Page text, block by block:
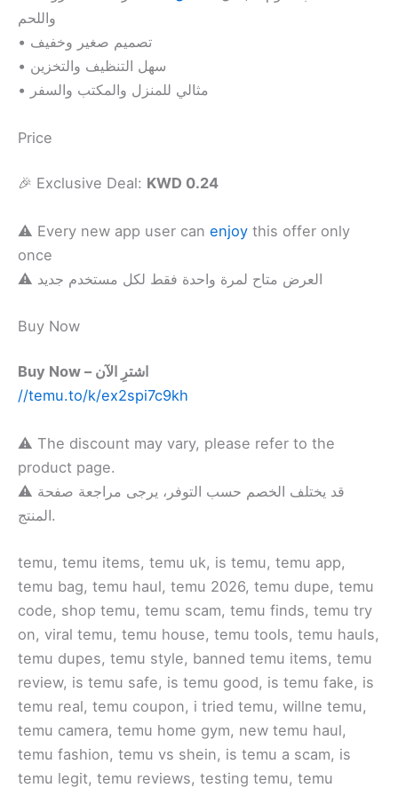
واللحم
• تصميم صغير وخفيف
• سهل التنظيف والتخزين
• مثالي للمنزل والمكتب والسفر
Price
🎉 Exclusive Deal: KWD 0.24
⚠️ Every new app user can enjoy this offer only
once
⚠️ العرض متاح لمرة واحدة فقط لكل مستخدم جديد
Buy Now
Buy Now – اشترِ الآن
//temu.to/k/ex2spi7c9kh
⚠️ The discount may vary, please refer to the
product page.
⚠️ قد يختلف الخصم حسب التوفر، يرجى مراجعة صفحة
المنتج.
temu, temu items, temu uk, is temu, temu app,
temu bag, temu haul, temu 2026, temu dupe, temu
code, shop temu, temu scam, temu finds, temu try
on, viral temu, temu house, temu tools, temu hauls,
temu dupes, temu style, banned temu items, temu
review, is temu safe, is temu good, is temu fake, is
temu real, temu coupon, i tried temu, willne temu,
temu camera, temu home gym, new temu haul,
temu fashion, temu vs shein, is temu a scam, is
temu legit, temu reviews, testing temu, temu